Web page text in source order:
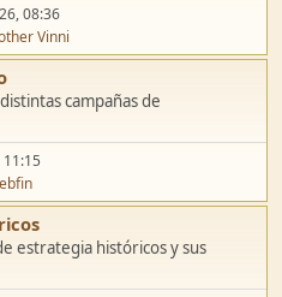
08:36
Vinni
campañas de
11:15
estrategia históricos y sus